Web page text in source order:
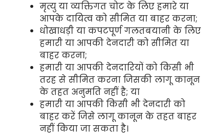
मृत्यु या व्यक्तिगत चोट के लिए हमारे या
आपके दायित्व को सीमित या बाहर करना;
धोखाधड़ी या कपटपूर्ण गलतबयानी के लिए
हमारी या आपकी देनदारी को सीमित या
बाहर करना;
हमारी या आपकी देनदारियों को किसी भी
तरह से सीमित करना जिसकी लागू कानून
के तहत अनुमति नहीं है; या
हमारी या आपकी किसी भी देनदारी को
बाहर करें जिसे लागू कानून के तहत बाहर
नहीं किया जा सकता है।